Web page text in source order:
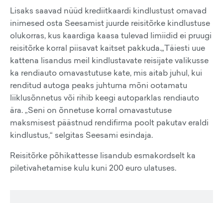
Lisaks saavad nüüd krediitkaardi kindlustust omavad
inimesed osta Seesamist juurde reisitõrke kindlustuse
olukorras, kus kaardiga kaasa tulevad limiidid ei pruugi
reisitõrke korral piisavat kaitset pakkuda.„Täiesti uue
kattena lisandus meil kindlustavate reisijate valikusse
ka rendiauto omavastutuse kate, mis aitab juhul, kui
renditud autoga peaks juhtuma mõni ootamatu
liiklusõnnetus või rihib keegi autoparklas rendiauto
ära. „Seni on õnnetuse korral omavastutuse
maksmisest päästnud rendifirma poolt pakutav eraldi
kindlustus,“ selgitas Seesami esindaja.
Reisitõrke põhikattesse lisandub esmakordselt ka
piletivahetamise kulu kuni 200 euro ulatuses.